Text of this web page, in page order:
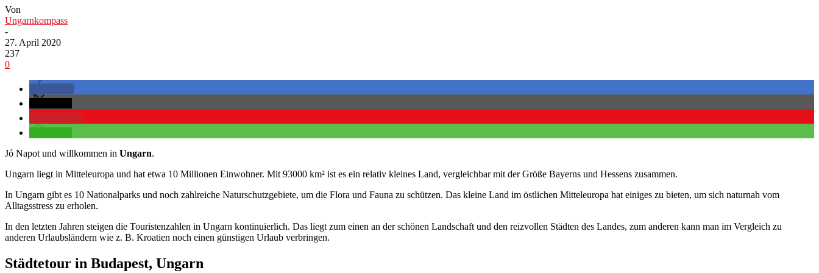
Von
Ungarnkompass
-
27. April 2020
237
0
Jó Napot und willkommen in Ungarn.
Ungarn liegt in Mitteleuropa und hat etwa 10 Millionen Einwohner. Mit 93000 km² ist es ein relativ kleines Land, vergleichbar mit der Größe Bayerns und Hessens zusammen.
In Ungarn gibt es 10 Nationalparks und noch zahlreiche Naturschutzgebiete, um die Flora und Fauna zu schützen. Das kleine Land im östlichen Mitteleuropa hat einiges zu bieten, um sich naturnah vom
Alltagsstress zu erholen.
In den letzten Jahren steigen die Touristenzahlen in Ungarn kontinuierlich. Das liegt zum einen an der schönen Landschaft und den reizvollen Städten des Landes, zum anderen kann man im Vergleich zu
anderen Urlaubsländern wie z. B. Kroatien noch einen günstigen Urlaub verbringen.
Städtetour in Budapest, Ungarn